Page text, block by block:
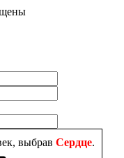
выбрав Сердце.